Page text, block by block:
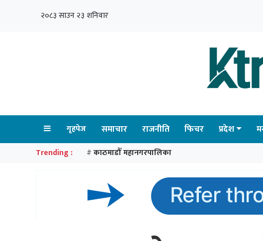
२०८३ साउन २३ शनिवार
गृहपेज समाचार राजनीति फिचर प्रदेश
Trending : # काठमाडौँ महानगरपालिका